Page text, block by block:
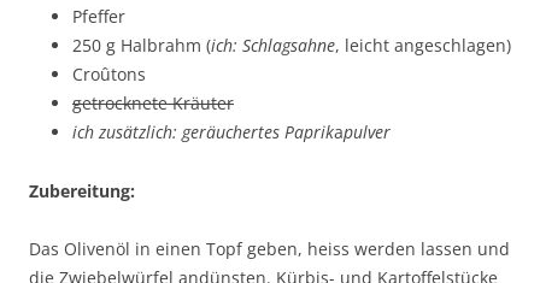
Pfeffer
250 g Halbrahm (ich: Schlagsahne, leicht angeschlagen)
Croûtons
getrocknete Kräuter
ich zusätzlich: geräuchertes Paprikapulver
Zubereitung:
Das Olivenöl in einen Topf geben, heiss werden lassen und
die Zwiebelwürfel andünsten. Kürbis- und Kartoffelstücke